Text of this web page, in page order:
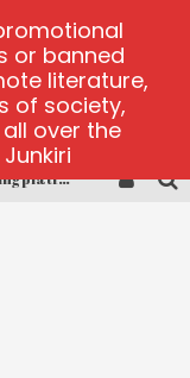
pine of plinko 2 gaming platform
or banned
literature,
of society,
over the